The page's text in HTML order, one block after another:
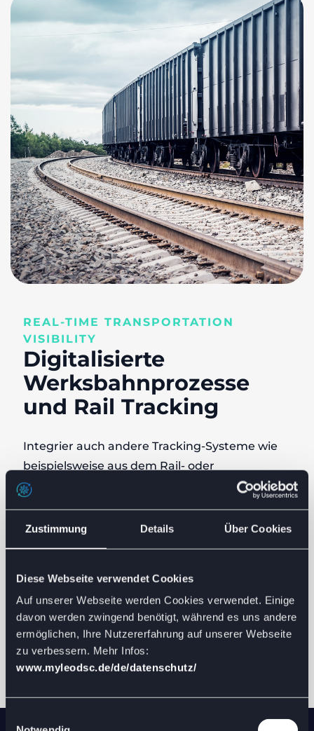
Zustimmung Details Über Cookies
Diese Webseite verwendet Cookies
Auf unserer Webseite werden Cookies verwendet. Einige
davon werden zwingend benötigt, während es uns andere
ermöglichen, Ihre Nutzererfahrung auf unserer Webseite
zu verbessern. Mehr Infos:
www.myleodsc.de/de/datenschutz/
REAL-TIME TRANSPORTATION
VISIBILITY
Digitalisierte
Werksbahnprozesse
und Rail Tracking
Integrier auch andere Tracking-Systeme wie
beispielsweise aus dem Rail- oder
Multimodalbereich in dein Supply Chain
Transporten
Dokumentation von Wagenschädenauf
Basis von Sensorik/IoT
Stand- und Leerlaufzeiten tracken